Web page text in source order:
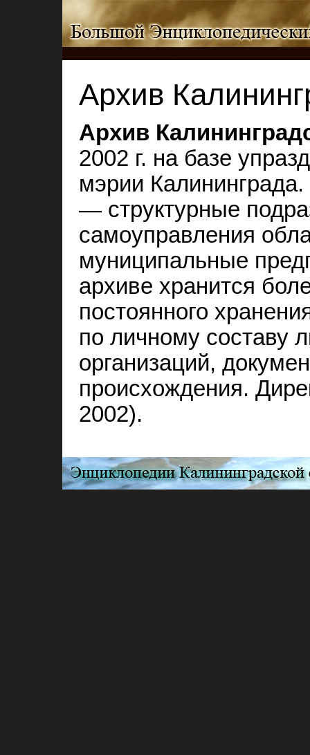
Архив
Архив
2002 г. на базе
мэрии
— структурные
самоуправления
муниципальные
архиве хранится
постоянного
по личному составу
организаций,
происхождения.
2002).